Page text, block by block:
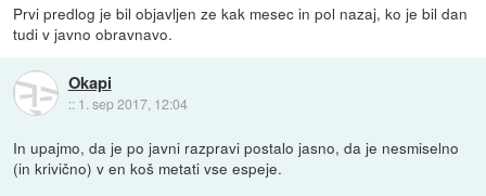
Prvi predlog je bil objavljen ze kak mesec in pol nazaj, ko je bil dan
tudi v javno obravnavo.
Okapi
:: 1. sep 2017, 12:04
In upajmo, da je po javni razpravi postalo jasno, da je nesmiselno
(in krivično) v en koš metati vse espeje.